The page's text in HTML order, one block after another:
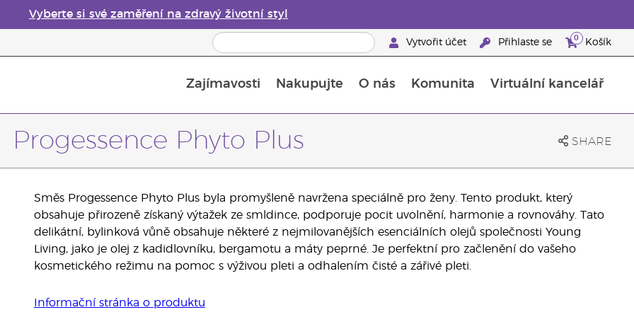
Vyberte si své zaměření na zdravý životní styl
Vytvořit účet Přihlaste se 0 Košík
Zajímavosti Nakupujte O nás Komunita Virtuální kancelář
Progessence Phyto Plus SHARE
Směs Progessence Phyto Plus byla promyšleně navržena speciálně pro ženy. Tento produkt, který
obsahuje přirozeně získaný výtažek ze smldince, podporuje pocit uvolnění, harmonie a rovnováhy. Tato
delikátní, bylinková vůně obsahuje některé z nejmilovanějších esenciálních olejů společnosti Young
Living, jako je olej z kadidlovníku, bergamotu a máty peprné. Je perfektní pro začlenění do vašeho
kosmetického režimu na pomoc s výživou pleti a odhalením čisté a zářivé pleti.
Informační stránka o produktu